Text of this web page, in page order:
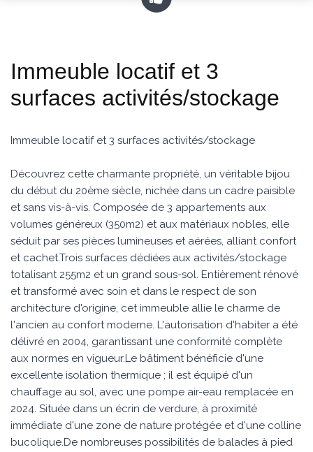
Immeuble locatif et 3
surfaces activités/stockage
Immeuble locatif et 3 surfaces activités/stockage
Découvrez cette charmante propriété, un véritable bijou
du début du 20ème siècle, nichée dans un cadre paisible
et sans vis-à-vis. Composée de 3 appartements aux
volumes généreux (350m2) et aux matériaux nobles, elle
séduit par ses pièces lumineuses et aérées, alliant confort
et cachet.Trois surfaces dédiées aux activités/stockage
totalisant 255m2 et un grand sous-sol. Entièrement rénové
et transformé avec soin et dans le respect de son
architecture d'origine, cet immeuble allie le charme de
l'ancien au confort moderne. L'autorisation d'habiter a été
délivré en 2004, garantissant une conformité complète
aux normes en vigueur.Le bâtiment bénéficie d'une
excellente isolation thermique ; il est équipé d'un
chauffage au sol, avec une pompe air-eau remplacée en
2024. Située dans un écrin de verdure, à proximité
immédiate d'une zone de nature protégée et d'une colline
bucolique.De nombreuses possibilités de balades à pied